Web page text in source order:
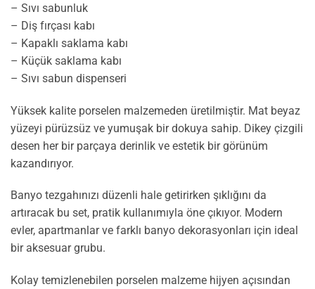
– Sıvı sabunluk
– Diş fırçası kabı
– Kapaklı saklama kabı
– Küçük saklama kabı
– Sıvı sabun dispenseri
Yüksek kalite porselen malzemeden üretilmiştir. Mat beyaz
yüzeyi pürüzsüz ve yumuşak bir dokuya sahip. Dikey çizgili
desen her bir parçaya derinlik ve estetik bir görünüm
kazandırıyor.
Banyo tezgahınızı düzenli hale getirirken şıklığını da
artıracak bu set, pratik kullanımıyla öne çıkıyor. Modern
evler, apartmanlar ve farklı banyo dekorasyonları için ideal
bir aksesuar grubu.
Kolay temizlenebilen porselen malzeme hijyen açısından